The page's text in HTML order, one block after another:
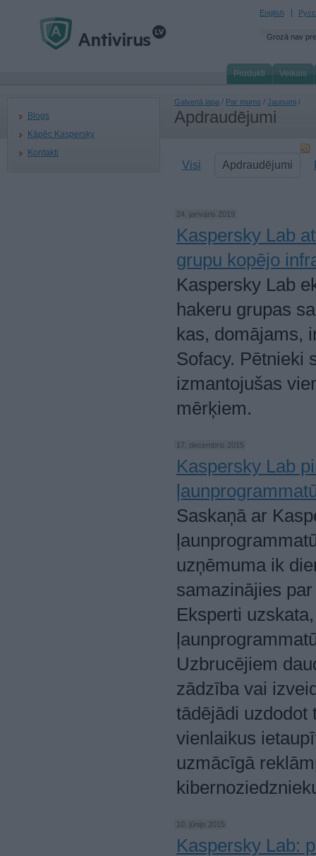
English
Grozā nav
Produkti Veikals
Blogs
Kāpēc Kaspersky
Kontakti
Galvenā lapa / Par mums / Jaunumi /
Apdraudējumi
Visi Apdraudējumi
24. janvāris 2019
Kaspersky Lab
grupu kopējo
Kaspersky Lab
hakeru grupas
kas, domājams,
Sofacy. Pētnieki
izmantojušas
mērķiem.
17. decembris 2015
Kaspersky Lab
Saskaņā ar
uzņēmuma ik
samazinājies
Eksperti
Uzbrucējiem
zādzība vai
tādējādi uzdodot
vienlaikus
uzmācīgā
10. jūnijs 2015
Kaspersky Lab: